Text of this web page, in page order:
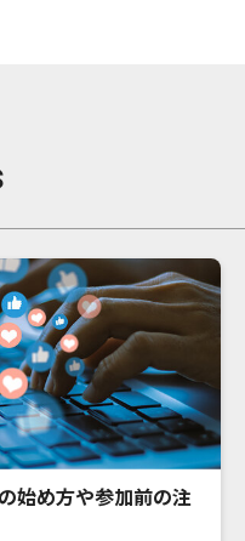
始め方や参加前の注